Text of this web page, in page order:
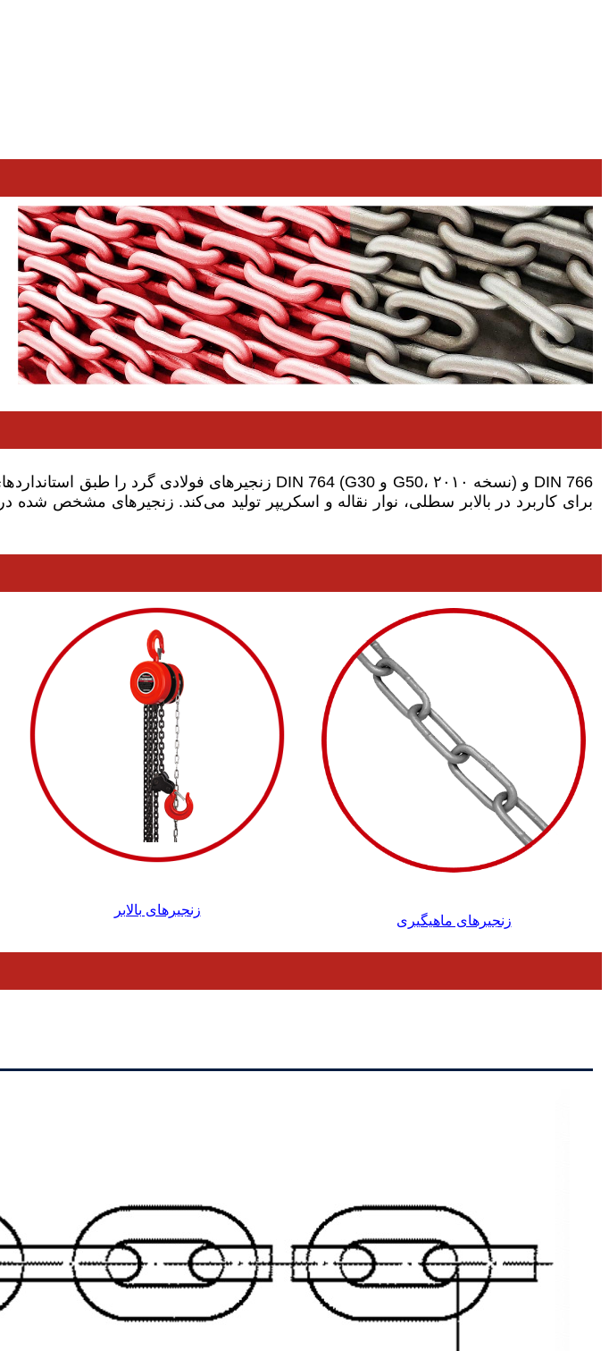
زنجیرهای بالابر
زنجیرهای ماهیگیری